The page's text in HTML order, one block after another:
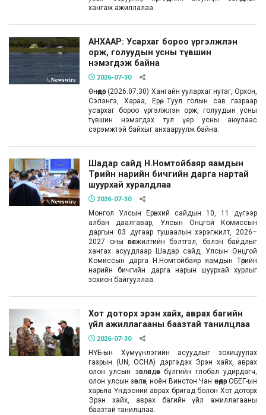
хангаж ажиллалаа.
АНХААР: Усархаг бороо үргэлжлэн
орж, голуудын усны түвшин
нэмэгдэж байна
2026-07-30
Өнөөдөр (2026.07.30) Хангайн уулархаг нутаг, Орхон,
Сэлэнгэ, Хараа, Ерөө, Туул голын сав газраар
усархаг бороо үргэлжлэн орж, голуудын усны
түвшин нэмэгдэх тул үер усны аюулаас
сэрэмжтэй байхыг анхааруулж байна.
Шадар сайд Н.Номтойбаяр яамдын
Төрийн нарийн бичгийн дарга нартай
шуурхай хуралдлаа
2026-07-30
Монгол Улсын Ерөнхий сайдын 10, 11 дүгээр
албан даалгавар, Улсын Онцгой Комиссын
даргын 03 дугаар тушаалын хэрэгжилт, 2026–
2027 оны өвөлжилтийн бэлтгэл, бэлэн байдлыг
хангах асуудлаар Шадар сайд, Улсын Онцгой
Комиссын дарга Н.Номтойбаяр яамдын Төрийн
нарийн бичгийн дарга нарын шуурхай хурлыг
зохион байгууллаа.
Хот доторх эрэн хайх, аврах багийн
үйл ажиллагааны баазтай танилцлаа
2026-07-30
НҮБ-ын Хүмүүнлэгийн асуудлыг зохицуулах
газрын (UN, OCHA) дэргэдэх Эрэн хайх, аврах
олон улсын зөвлөлдөх бүлгийн глобал удирдагч,
олон улсын зөвлөх, ноён Винстон Чан өнөөдөр ОБЕГ-ын
харьяа Үндэсний аврах бригад болон Хот доторх
Эрэн хайх, аврах багийн үйл ажиллагааны
баазтай танилцлаа.